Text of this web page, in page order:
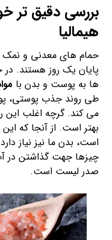
بررسی دقیق تر
هیمالیا
حمام های معدنی و
پایان یک روز هستند.
ها به پوست و بدن با
طی روند جذب پوستی،
می کند. گرچه اغلب این
بهتر است. از آنجا که
است، بدن ما نیز نیاز
چیزها جهت گذاشتن در
صدر لیست است.